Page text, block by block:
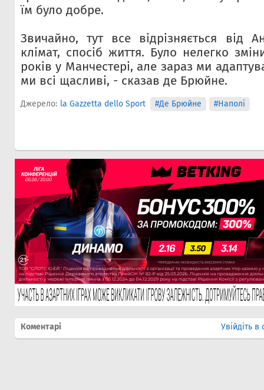
їм було добре.
Звичайно, тут все відрізняється від
клімат, спосіб життя. Було нелегко
років у Манчестері, але зараз ми
ми всі щасливі, - сказав де Брюйне.
Джерело: la Gazzetta dello Sport #Де Брюйне #Наполі
Коментарі Увійдіть в